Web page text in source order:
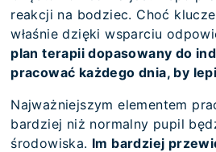
reakcji na bodziec. Choć
właśnie dzięki wsparciu
plan terapii dopasowany do
pracować każdego dnia, by
Najważniejszym elementem
bardziej niż normalny pupil
środowiska. Im bardziej